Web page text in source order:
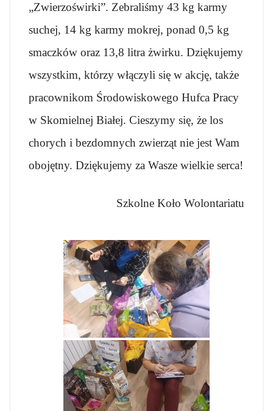
„Zwierzoświrki”. Zebraliśmy 43 kg karmy
suchej, 14 kg karmy mokrej, ponad 0,5 kg
smaczków oraz 13,8 litra żwirku. Dziękujemy
wszystkim, którzy włączyli się w akcję, także
pracownikom Środowiskowego Hufca Pracy
w Skomielnej Białej. Cieszymy się, że los
chorych i bezdomnych zwierząt nie jest Wam
obojętny. Dziękujemy za Wasze wielkie serca!
Szkolne Koło Wolontariatu